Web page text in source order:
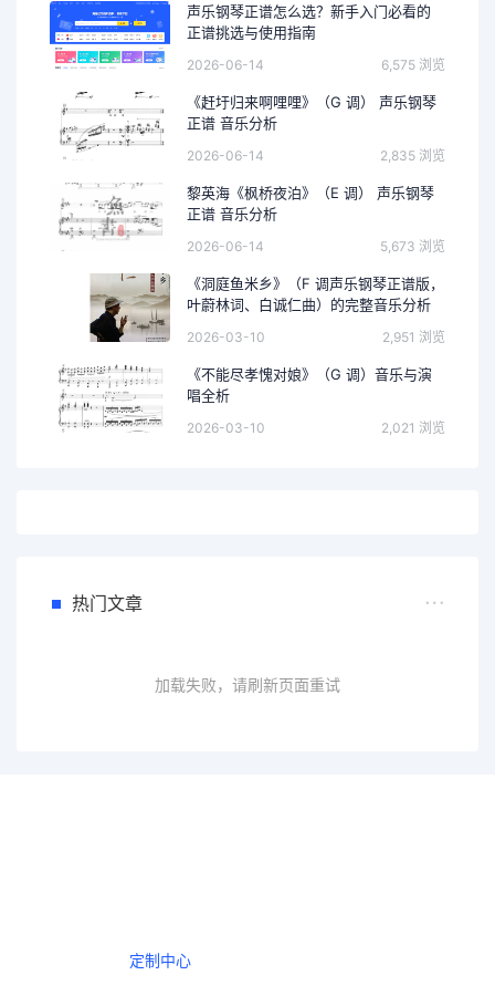
声乐钢琴正谱怎么选？新手入门必看的
正谱挑选与使用指南
2026-06-14 6,575 浏览
《赶圩归来啊哩哩》（G 调） 声乐钢琴
正谱 音乐分析
2026-06-14 2,835 浏览
黎英海《枫桥夜泊》（E 调） 声乐钢琴
正谱 音乐分析
2026-06-14 5,673 浏览
《洞庭鱼米乡》（F 调声乐钢琴正谱版，
叶蔚林词、白诚仁曲）的完整音乐分析
2026-03-10 2,951 浏览
《不能尽孝愧对娘》（G 调）音乐与演
唱全析
2026-03-10 2,021 浏览
热门文章
加载失败，请刷新页面重试
定制中心